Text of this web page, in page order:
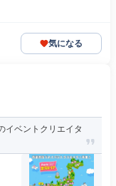
気になる
イベントクリエイタ